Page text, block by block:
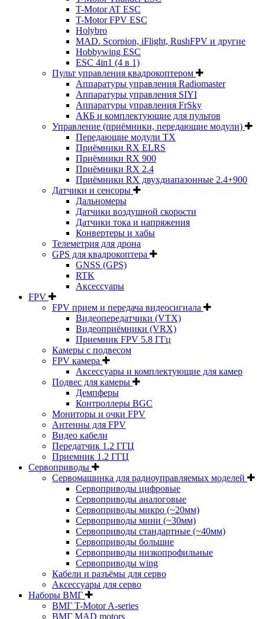
T-Motor AT ESC
T-Motor FPV ESC
Holybro
MAD. Scorpion, iFlight, RushFPV и другие
Hobbywing ESC
ESC 4in1 (4 в 1)
Пульт управления квадрокоптером
Аппаратуры управления Radiomaster
Аппаратуры управления SIYI
Аппаратуры управления FrSky
АКБ и комплектующие для пультов
Управление (приёмники, передающие модули)
Передающие модули TX
Приёмники RX ELRS
Приёмники RX 900
Приёмники RX 2.4
Приёмники RX двухдиапазонные 2.4+900
Датчики и сенсоры
Дальномеры
Датчики воздушной скорости
Датчики тока и напряжения
Конвертеры и хабы
Телеметрия для дрона
GPS для квадрокоптера
GNSS (GPS)
RTK
Аксессуары
FPV
FPV прием и передача видеосигнала
Видеопередатчики (VTX)
Видеоприёмники (VRX)
Приемник FPV 5.8 ГГц
Камеры с подвесом
FPV камера
Аксессуары и комплектующие для камер
Подвес для камеры
Демпферы
Контроллеры BGC
Мониторы и очки FPV
Антенны для FPV
Видео кабели
Передатчик 1.2 ГГЦ
Приемник 1.2 ГГЦ
Сервоприводы
Сервомашинка для радиоуправляемых моделей
Сервоприводы цифровые
Сервоприводы аналоговые
Сервоприводы микро (~20мм)
Сервоприводы мини (~30мм)
Сервоприводы стандартные (~40мм)
Сервоприводы большие
Сервоприводы низкопрофильные
Сервоприводы wing
Кабели и разъёмы для серво
Аксессуары для серво
Наборы ВМГ
ВМГ T-Motor A-series
ВМГ MAD motors